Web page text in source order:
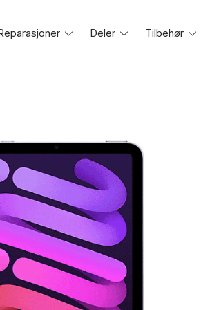
ToggleDeler
ToggleTilbehør